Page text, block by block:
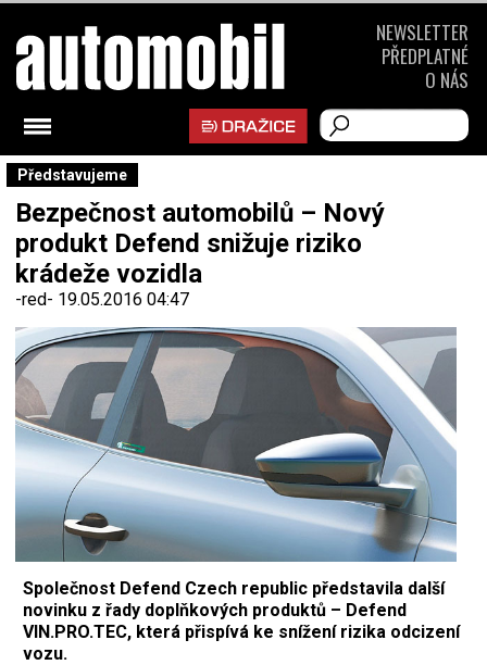
Představujeme
Bezpečnost automobilů – Nový
produkt Defend snižuje riziko
krádeže vozidla
-red- 19.05.2016 04:47
Společnost Defend Czech republic představila další
novinku z řady doplňkových produktů – Defend
VIN.PRO.TEC, která přispívá ke snížení rizika odcizení
vozu.
NEWSLETTER
PŘEDPLATNÉ
O NÁS